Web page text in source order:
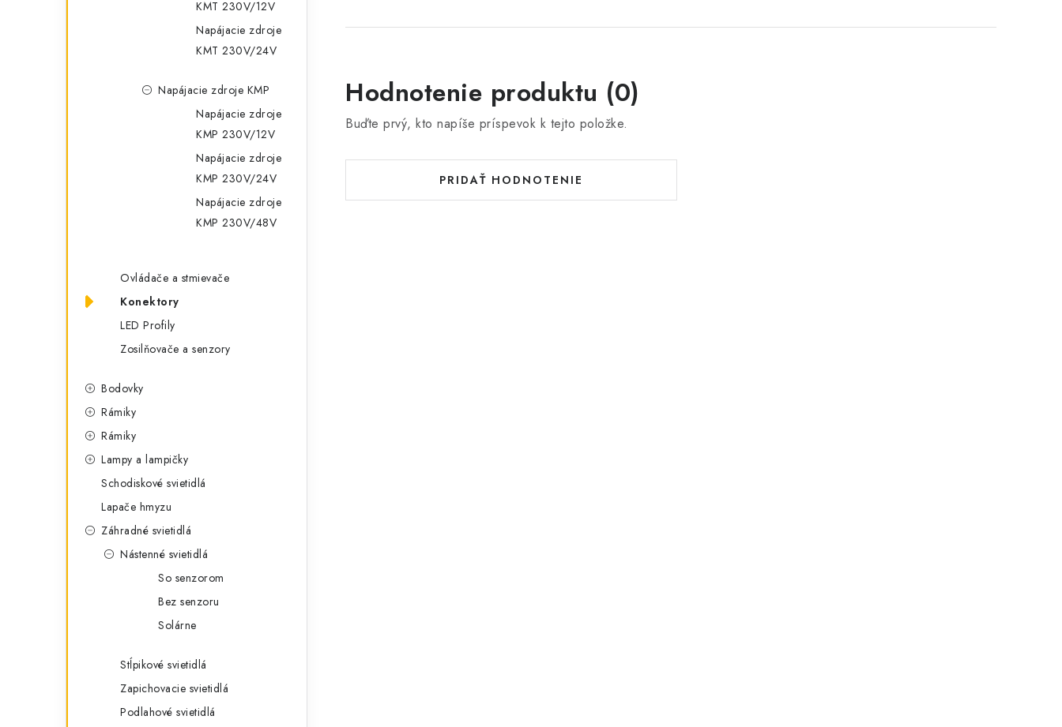
KMT 230V/12V
Napájacie zdroje
KMT 230V/24V
Napájacie zdroje KMP
Napájacie zdroje
KMP 230V/12V
Napájacie zdroje
KMP 230V/24V
Napájacie zdroje
KMP 230V/48V
Ovládače a stmievače
Konektory
LED Profily
Zosilňovače a senzory
Bodovky
Rámiky
Rámiky
Lampy a lampičky
Schodiskové svietidlá
Lapače hmyzu
Záhradné svietidlá
Nástenné svietidlá
So senzorom
Bez senzoru
Solárne
Stĺpikové svietidlá
Zapichovacie svietidlá
Podlahové svietidlá
Hodnotenie produktu (0)
Buďte prvý, kto napíše príspevok k tejto položke.
PRIDAŤ HODNOTENIE